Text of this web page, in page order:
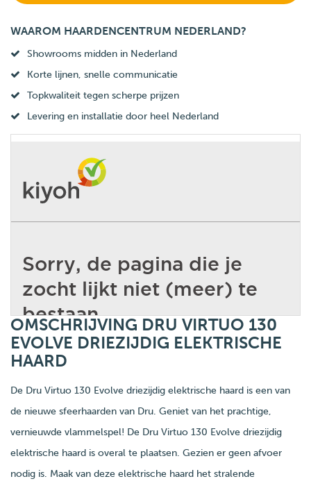
WAAROM HAARDENCENTRUM NEDERLAND?
Showrooms midden in Nederland
Korte lijnen, snelle communicatie
Topkwaliteit tegen scherpe prijzen
Levering en installatie door heel Nederland
OMSCHRIJVING DRU VIRTUO 130
EVOLVE DRIEZIJDIG ELEKTRISCHE
HAARD
De Dru Virtuo 130 Evolve driezijdig elektrische haard is een van
de nieuwe sfeerhaarden van Dru. Geniet van het prachtige,
vernieuwde vlammelspel! De Dru Virtuo 130 Evolve driezijdig
elektrische haard is overal te plaatsen. Gezien er geen afvoer
nodig is. Maak van deze elektrische haard het stralende